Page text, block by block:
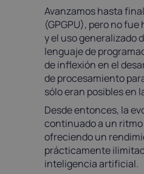
Avanzamos hasta
(GPGPU), pero no
y el uso generalizado
lenguaje de
de inflexión en el
de procesamiento
sólo eran posibles en
Desde entonces, la
continuado a un
ofreciendo un
prácticamente
inteligencia artificial.